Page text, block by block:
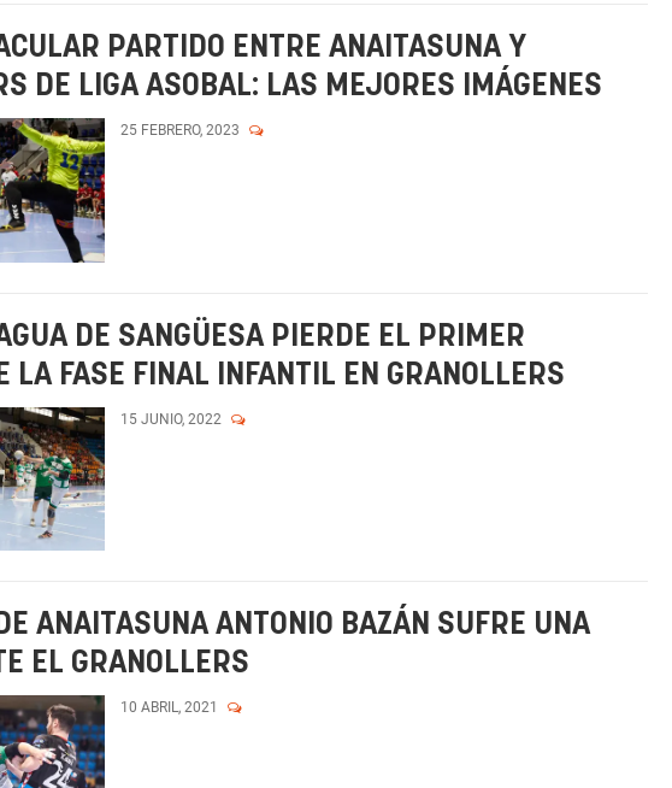
PARTIDO ENTRE ANAITASUNA Y
DE LIGA ASOBAL: LAS MEJORES IMÁGENES
25 FEBRERO, 2023
DE SANGÜESA PIERDE EL PRIMER
LA FASE FINAL INFANTIL EN GRANOLLERS
15 JUNIO, 2022
ANAITASUNA ANTONIO BAZÁN SUFRE UNA
EL GRANOLLERS
10 ABRIL, 2021